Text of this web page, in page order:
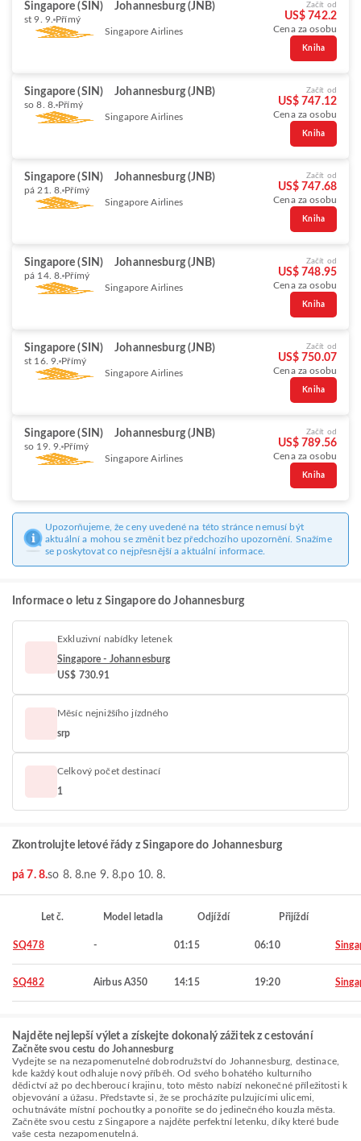
Singapore (SIN) Johannesburg (JNB)
st 9. 9. Přímý
Singapore Airlines
Začít od
US$ 742.2
Cena za osobu
Kniha
Singapore (SIN) Johannesburg (JNB)
so 8. 8. Přímý
Singapore Airlines
Začít od
US$ 747.12
Cena za osobu
Kniha
Singapore (SIN) Johannesburg (JNB)
pá 21. 8. Přímý
Singapore Airlines
Začít od
US$ 747.68
Cena za osobu
Kniha
Singapore (SIN) Johannesburg (JNB)
pá 14. 8. Přímý
Singapore Airlines
Začít od
US$ 748.95
Cena za osobu
Kniha
Singapore (SIN) Johannesburg (JNB)
st 16. 9. Přímý
Singapore Airlines
Začít od
US$ 750.07
Cena za osobu
Kniha
Singapore (SIN) Johannesburg (JNB)
so 19. 9. Přímý
Singapore Airlines
Začít od
US$ 789.56
Cena za osobu
Kniha
Upozorňujeme, že ceny uvedené na této stránce nemusí být
aktuální a mohou se změnit bez předchozího upozornění. Snažíme
se poskytovat co nejpřesnější a aktuální informace.
Informace o letu z Singapore do Johannesburg
Exkluzivní nabídky letenek
Singapore - Johannesburg
US$ 730.91
Měsíc nejnižšího jízdného
srp
Celkový počet destinací
1
Zkontrolujte letové řády z Singapore do Johannesburg
pá 7. 8.so 8. 8.ne 9. 8.po 10. 8.
Let č. Model letadla Odjíždí Přijíždí
SQ478 - 01:15 06:10
SQ482 Airbus A350 14:15 19:20
Najděte nejlepší výlet a získejte dokonalý zážitek z cestování
Začněte svou cestu do Johannesburg
Vydejte se na nezapomenutelné dobrodružství do Johannesburg, destinace,
kde každý kout odhaluje nový příběh. Od svého bohatého kulturního
dědictví až po dechberoucí krajinu, toto město nabízí nekonečné příležitosti k
objevování a úžasu. Představte si, že se procházíte pulzujícími ulicemi,
ochutnáváte místní pochoutky a ponoříte se do jedinečného kouzla města.
Začněte svou cestu z Singapore a najděte perfektní letenku, díky které bude
vaše cesta nezapomenutelná.